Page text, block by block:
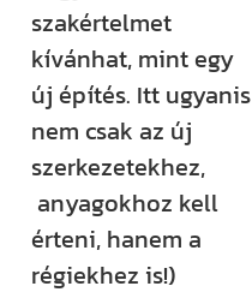
szakértelmet
kívánhat, mint egy
új építés. Itt ugyanis
nem csak az új
szerkezetekhez,
anyagokhoz kell
érteni, hanem a
régiekhez is!)